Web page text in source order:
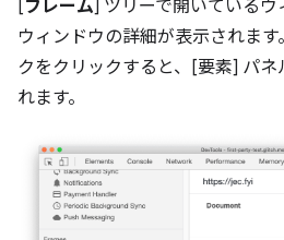
フレーム ] ツリーで開いている
ウィンドウの詳細が表示されます
クをクリックすると、[要素] パ
れます。